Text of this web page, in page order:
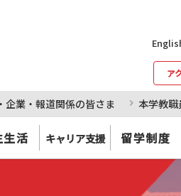
ア
企業・報道関係の皆さま 本学教
活 キャリア支援 留学制度